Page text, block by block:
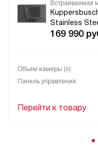
Встраиваемая
Stainless
169 990
Объем камеры (л):
Панель управления:
Перейти к товару